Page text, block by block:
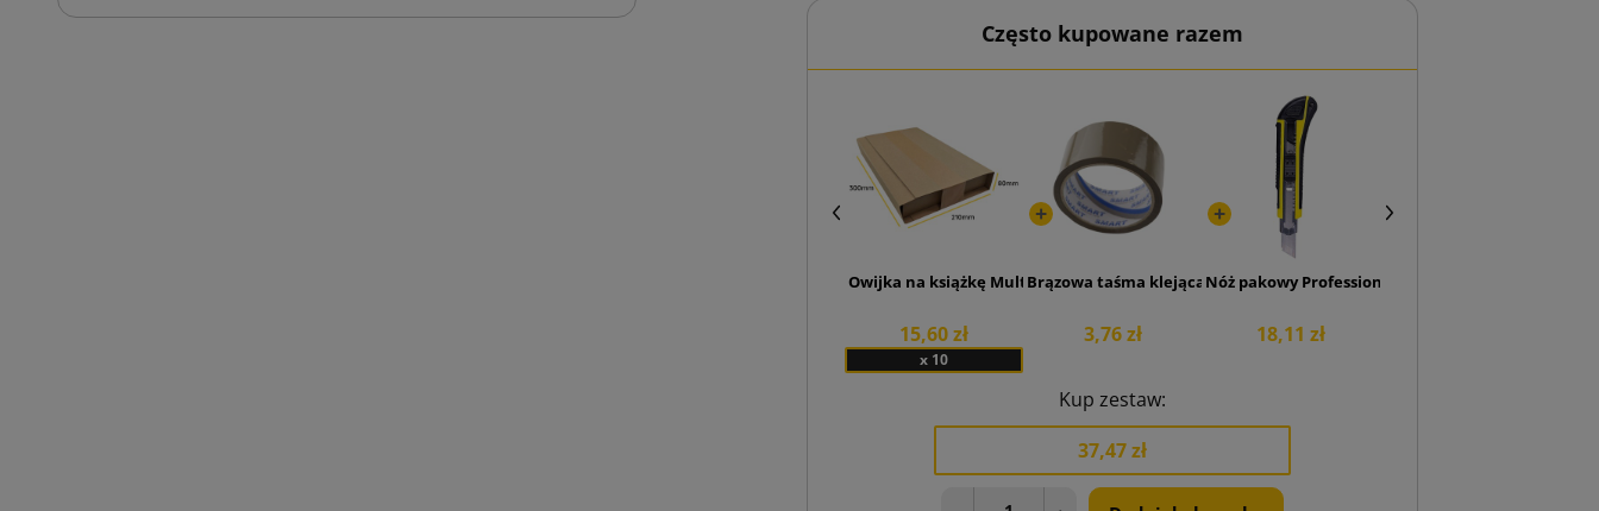
Często kupowane razem
Owijka na książkę Multimail 300x210x80
15,60 zł
x 10
Brązowa taśma klejąca SMART Akryl 48/50
3,76 zł
Nóż pakowy Professional 18 mm
18,11 zł
Kup zestaw:
37,47 zł